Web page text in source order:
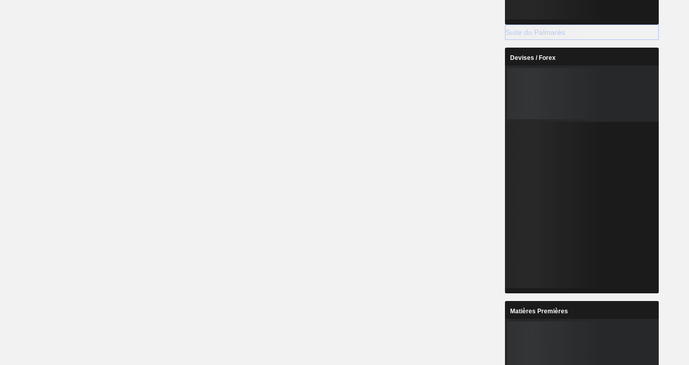
Suite du Palmarès
Devises / Forex
Matières Premières